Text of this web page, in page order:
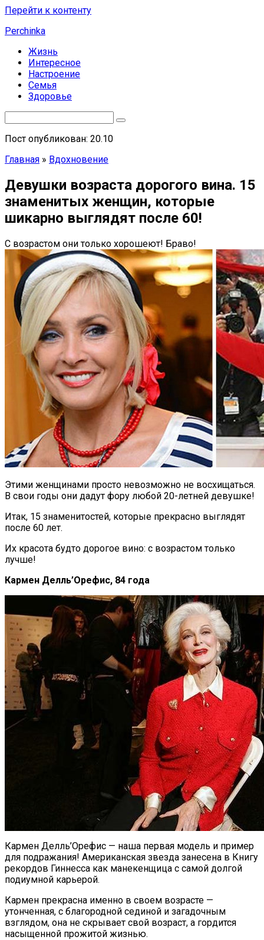
Перейти к контенту
Perchinka
Жизнь
Интересное
Настроение
Семья
Здоровье
Пост опубликован: 20.10
Главная » Вдохновение
Девушки возраста дорогого вина. 15
знаменитых женщин, которые
шикарно выглядят после 60!
С возрастом они только хорошеют! Браво!
Этими женщинами просто невозможно не восхищаться.
В свои годы они дадут фору любой 20-летней девушке!
Итак, 15 знаменитостей, которые прекрасно выглядят
после 60 лет.
Их красота будто дорогое вино: с возрастом только
лучше!
Кармен Делль’Орефис, 84 года
Кармен Делль’Орефис — наша первая модель и пример
для подражания! Американская звезда занесена в Книгу
рекордов Гиннесса как манекенщица с самой долгой
подиумной карьерой.
Кармен прекрасна именно в своем возрасте —
утонченная, с благородной сединой и загадочным
взглядом, она не скрывает свой возраст, а гордится
насыщенной прожитой жизнью.